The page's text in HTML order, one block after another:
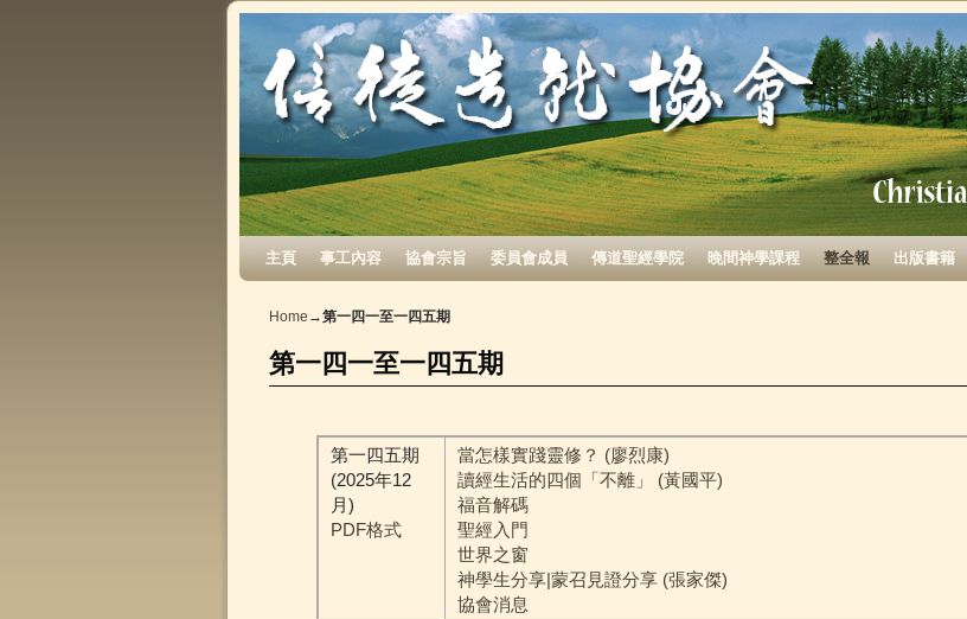
主頁 事工內容 協會宗旨 委員會成員 傳道聖經學院 晚間神學課程 整全報 出版書籍
Home →第一四一至一四五期
第一四一至一四五期
第一四五期
(2025年12
月)
PDF格式
當怎樣實踐靈修？ (廖烈康)
讀經生活的四個「不離」 (黃國平)
福音解碼
聖經入門
世界之窗
神學生分享|蒙召見證分享 (張家傑)
協會消息